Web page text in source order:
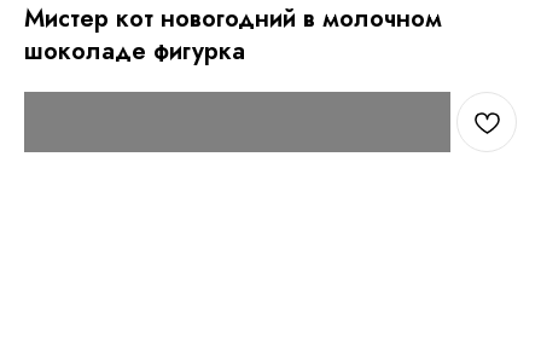
Мистер кот новогодний в молочном
шоколаде фигурка